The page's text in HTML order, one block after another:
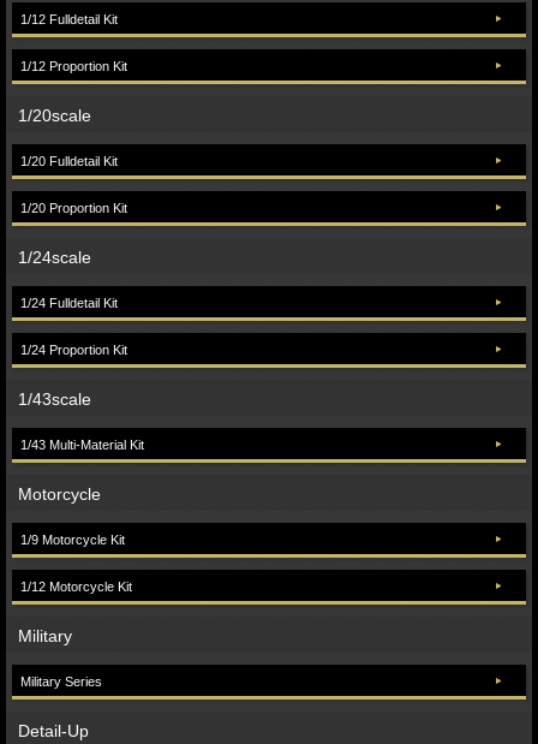
1/12 Fulldetail Kit
1/12 Proportion Kit
1/20scale
1/20 Fulldetail Kit
1/20 Proportion Kit
1/24scale
1/24 Fulldetail Kit
1/24 Proportion Kit
1/43scale
1/43 Multi-Material Kit
Motorcycle
1/9 Motorcycle Kit
1/12 Motorcycle Kit
Military
Military Series
Detail-Up